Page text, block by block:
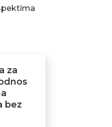
za
bez